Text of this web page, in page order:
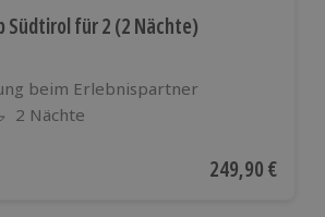
Südtirol für 2 (2 Nächte)
beim Erlebnispartner
2 Nächte
basierend auf 6 BewertungenAktueller Preis
249,90 €